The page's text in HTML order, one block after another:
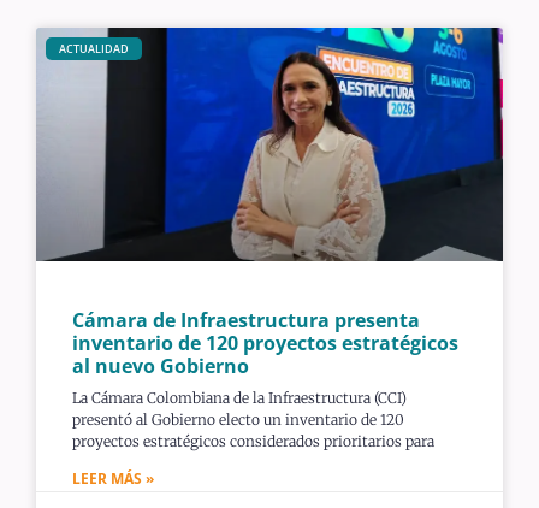
ACTUALIDAD
Cámara de Infraestructura presenta
inventario de 120 proyectos estratégicos
al nuevo Gobierno
La Cámara Colombiana de la Infraestructura (CCI)
presentó al Gobierno electo un inventario de 120
proyectos estratégicos considerados prioritarios para
LEER MÁS »